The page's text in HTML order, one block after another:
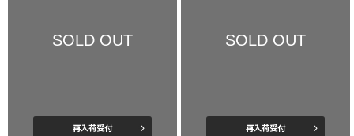
SOLD OUT
再入荷受付
SOLD OUT
再入荷受付